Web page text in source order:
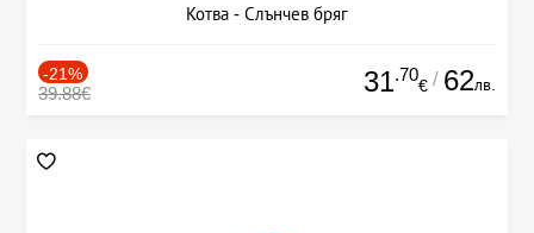
Котва - Слънчев бряг
-21%
39.88€ 31.70
€ / 62лв.